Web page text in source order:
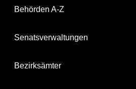
Behörden A-Z
Senatsverwaltungen
Bezirksämter